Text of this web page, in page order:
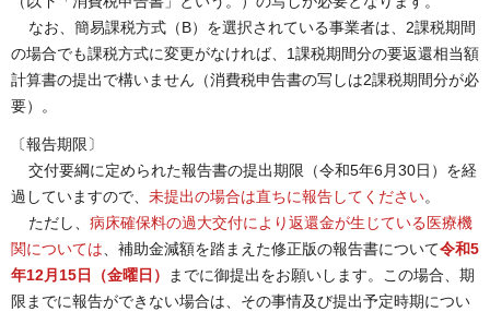
なお、簡易課税方式（B）を選択されている事業者は、2課税期間
の場合でも課税方式に変更がなければ、1課税期間分の要返還相当額
計算書の提出で構いません（消費税申告書の写しは2課税期間分が必
要）。
〔報告期限〕
交付要綱に定められた報告書の提出期限（令和5年6月30日）を経
過していますので、 未提出の場合は直ちに報告してください。
ただし、 病床確保料の過大交付により返還金が生じている医療機
関については 、補助金減額を踏まえた修正版の報告書について令和5
年12月15日（金曜日）
までに御提出をお願いします。この場合、期
限までに報告ができない場合は、その事情及び提出予定時期につい